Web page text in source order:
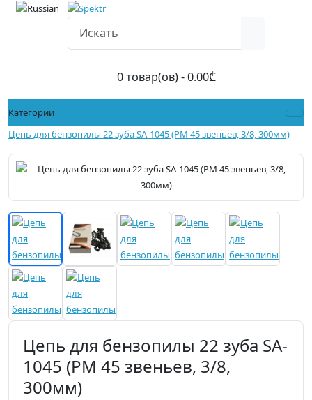
0 товар(ов) - 0.00₾
Категории
Цепь для бензопилы 22 зуба SA-1045 (PM 45 звеньев, 3/8, 300мм)
Цепь для бензопилы 22 зуба SA-
1045 (PM 45 звеньев, 3/8,
300мм)